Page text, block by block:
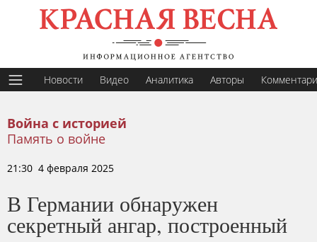
Новости Видео Аналитика Авторы
Война с историей
Память о войне
21:30 4 февраля 2025
В Германии обнаружен
секретный ангар, построенный